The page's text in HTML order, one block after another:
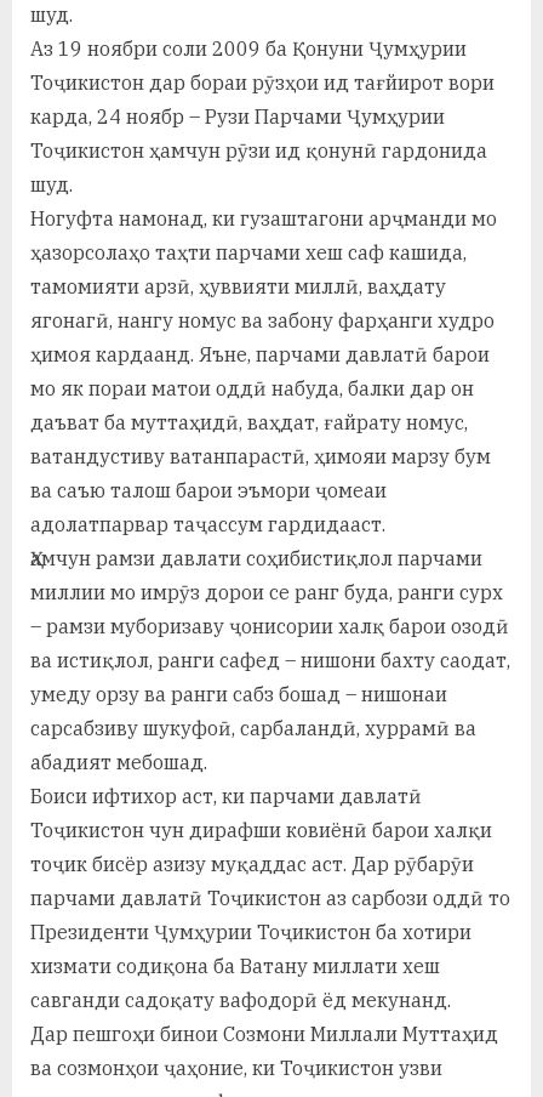
шуд.
Аз 19 ноябри соли 2009 ба Қонуни Ҷумҳурии
Тоҷикистон дар бораи рӯзҳои ид тағйирот вори
карда, 24 ноябр – Рузи Парчами Ҷумҳурии
Тоҷикистон ҳамчун рӯзи ид қонунӣ гардонида
шуд.
Ногуфта намонад, ки гузаштагони арҷманди мо
ҳазорсолаҳо таҳти парчами хеш саф кашида,
тамомияти арзӣ, ҳуввияти миллӣ, ваҳдату
ягонагӣ, нангу номус ва забону фарҳанги худро
ҳимоя кардаанд. Яъне, парчами давлатӣ барои
мо як пораи матои оддӣ набуда, балки дар он
даъват ба муттаҳидӣ, ваҳдат, ғайрату номус,
ватандустиву ватанпарастӣ, ҳимояи марзу бум
ва саъю талош барои эъмори ҷомеаи
адолатпарвар таҷассум гардидааст.
Ҳамчун рамзи давлати соҳибистиқлол парчами
миллии мо имрӯз дорои се ранг буда, ранги сурх
– рамзи муборизаву ҷонисории халқ барои озодӣ
ва истиқлол, ранги сафед – нишони бахту саодат,
умеду орзу ва ранги сабз бошад – нишонаи
сарсабзиву шукуфоӣ, сарбаландӣ, хуррамӣ ва
абадият мебошад.
Боиси ифтихор аст, ки парчами давлатӣ
Тоҷикистон чун дирафши ковиёнӣ барои халқи
тоҷик бисёр азизу муқаддас аст. Дар рӯбарӯи
парчами давлатӣ Тоҷикистон аз сарбози оддӣ то
Президенти Ҷумҳурии Тоҷикистон ба хотири
хизмати содиқона ба Ватану миллати хеш
савганди садоқату вафодорӣ ёд мекунанд.
Дар пешгоҳи бинои Созмони Миллали Муттаҳид
ва созмонҳои ҷаҳоние, ки Тоҷикистон узви